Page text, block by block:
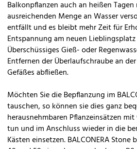
Balkonpflanzen auch an heißen
ausreichenden Menge an Wasser
entfällt und es bleibt mehr Zeit für
Entspannung am neuen
Überschüssiges Gieß- oder
Entfernen der Überlaufschraube an
Gefäßes abfließen.
Möchten Sie die Bepflanzung im
tauschen, so können sie dies ganz
herausnehmbaren Pflanzeinsätzen
tun und im Anschluss wieder in die
Kästen einsetzen. BALCONERA